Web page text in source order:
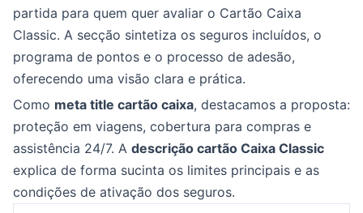
partida para quem quer avaliar o Cartão Caixa
Classic. A secção sintetiza os seguros incluídos, o
programa de pontos e o processo de adesão,
oferecendo uma visão clara e prática.
Como meta title cartão caixa, destacamos a proposta:
proteção em viagens, cobertura para compras e
assistência 24/7. A descrição cartão Caixa Classic
explica de forma sucinta os limites principais e as
condições de ativação dos seguros.